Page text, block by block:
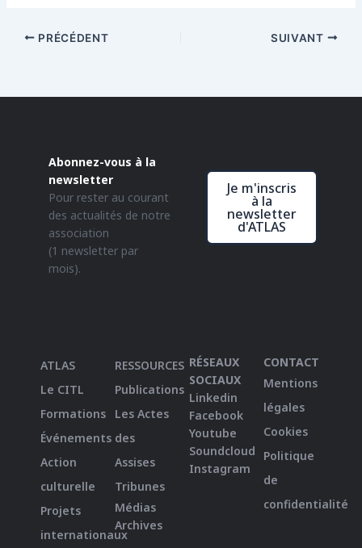
PRÉCÉDENT SUIVANT
Abonnez-vous à la
newsletter
Pour rester au courant
des actualités de notre
association
(1 newsletter par
mois).
Je m'inscris
à la
newsletter
d'ATLAS
ATLAS
Le CITL
Formations
Événements
Action
culturelle
Projets
internationaux
RESSOURCES
Publications
Les Actes
des
Assises
Tribunes
Médias
Archives
RÉSEAUX
SOCIAUX
Linkedin
Facebook
Youtube
Soundcloud
Instagram
CONTACT
Mentions
légales
Cookies
Politique
de
confidentialité